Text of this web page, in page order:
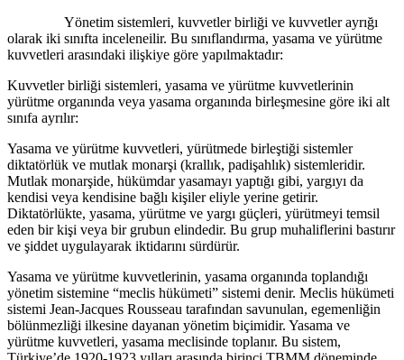
Yönetim sistemleri, kuvvetler birliği ve kuvvetler ayrığı
olarak iki sınıfta inceleneilir. Bu sınıflandırma, yasama ve yürütme
kuvvetleri arasındaki ilişkiye göre yapılmaktadır:
Kuvvetler birliği sistemleri, yasama ve yürütme kuvvetlerinin
yürütme organında veya yasama organında birleşmesine göre iki alt
sınıfa ayrılır:
Yasama ve yürütme kuvvetleri, yürütmede birleştiği sistemler
diktatörlük ve mutlak monarşi (krallık, padişahlık) sistemleridir.
Mutlak monarşide, hükümdar yasamayı yaptığı gibi, yargıyı da
kendisi veya kendisine bağlı kişiler eliyle yerine getirir.
Diktatörlükte, yasama, yürütme ve yargı güçleri, yürütmeyi temsil
eden bir kişi veya bir grubun elindedir. Bu grup muhaliflerini bastırır
ve şiddet uygulayarak iktidarını sürdürür.
Yasama ve yürütme kuvvetlerinin, yasama organında toplandığı
yönetim sistemine “meclis hükümeti” sistemi denir. Meclis hükümeti
sistemi Jean-Jacques Rousseau tarafından savunulan, egemenliğin
bölünmezliği ilkesine dayanan yönetim biçimidir. Yasama ve
yürütme kuvvetleri, yasama meclisinde toplanır. Bu sistem,